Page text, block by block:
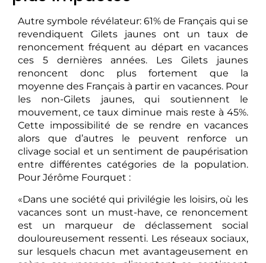
Autre symbole révélateur: 61% de Français qui se
revendiquent Gilets jaunes ont un taux de
renoncement fréquent au départ en vacances
ces 5 dernières années. Les Gilets jaunes
renoncent donc plus fortement que la
moyenne des Français à partir en vacances. Pour
les non-Gilets jaunes, qui soutiennent le
mouvement, ce taux diminue mais reste à 45%.
Cette impossibilité de se rendre en vacances
alors que d’autres le peuvent renforce un
clivage social et un sentiment de paupérisation
entre différentes catégories de la population.
Pour Jérôme Fourquet :
«Dans une société qui privilégie les loisirs, où les
vacances sont un must-have, ce renoncement
est un marqueur de déclassement social
douloureusement ressenti. Les réseaux sociaux,
sur lesquels chacun met avantageusement en